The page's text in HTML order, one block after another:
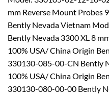
mm Reverse Mount Probes
Bently Nevada Vietnam
Bently Nevada 3300 XL 8
100% USA/ China Origin
330130-085-00-CN Bently
100% USA/ China Origin
330130-080-00-00 Bently